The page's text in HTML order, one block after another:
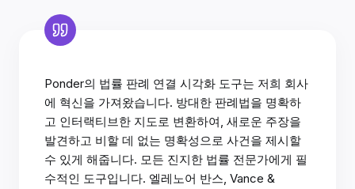
Ponder의 법률 판례 연결 시각화 도구는 저희 회사
에 혁신을 가져왔습니다. 방대한 판례법을 명확하
고 인터랙티브한 지도로 변환하여, 새로운 주장을
발견하고 비할 데 없는 명확성으로 사건을 제시할
수 있게 해줍니다. 모든 진지한 법률 전문가에게 필
수적인 도구입니다. 엘레노어 반스, Vance &